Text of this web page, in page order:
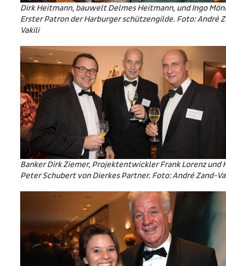
Dirk Heitmann, bauwelt Delmes Heitmann, und Ingo
Erster Patron der Harburger schützengilde. Foto: André
Vakili
Banker Dirk Ziemer, Projektentwickler Frank Lorenz und
Peter Schubert von Dierkes Partner. Foto: André Zand-